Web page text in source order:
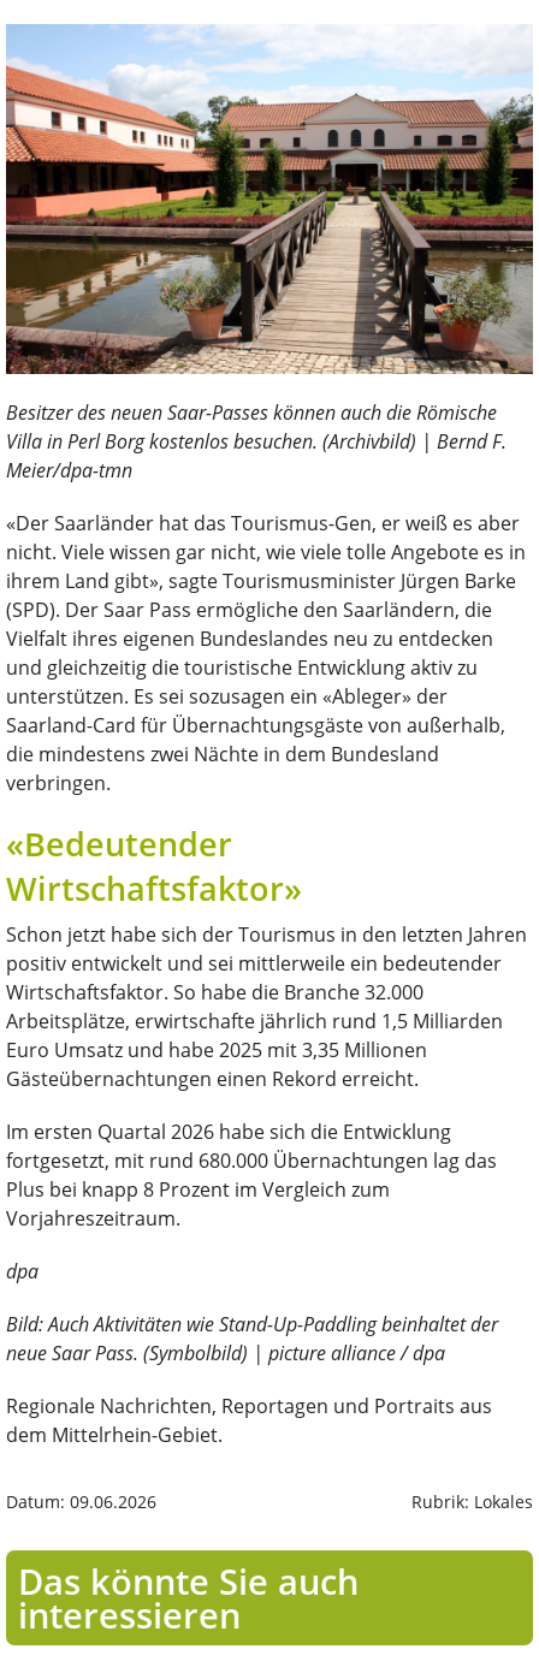
Besitzer des neuen Saar-Passes können auch die Römische
Villa in Perl Borg kostenlos besuchen. (Archivbild) | Bernd F.
Meier/dpa-tmn
«Der Saarländer hat das Tourismus-Gen, er weiß es aber
nicht. Viele wissen gar nicht, wie viele tolle Angebote es in
ihrem Land gibt», sagte Tourismusminister Jürgen Barke
(SPD). Der Saar Pass ermögliche den Saarländern, die
Vielfalt ihres eigenen Bundeslandes neu zu entdecken
und gleichzeitig die touristische Entwicklung aktiv zu
unterstützen. Es sei sozusagen ein «Ableger» der
Saarland-Card für Übernachtungsgäste von außerhalb,
die mindestens zwei Nächte in dem Bundesland
verbringen.
«Bedeutender
Wirtschaftsfaktor»
Schon jetzt habe sich der Tourismus in den letzten Jahren
positiv entwickelt und sei mittlerweile ein bedeutender
Wirtschaftsfaktor. So habe die Branche 32.000
Arbeitsplätze, erwirtschafte jährlich rund 1,5 Milliarden
Euro Umsatz und habe 2025 mit 3,35 Millionen
Gästeübernachtungen einen Rekord erreicht.
Im ersten Quartal 2026 habe sich die Entwicklung
fortgesetzt, mit rund 680.000 Übernachtungen lag das
Plus bei knapp 8 Prozent im Vergleich zum
Vorjahreszeitraum.
dpa
Bild: Auch Aktivitäten wie Stand-Up-Paddling beinhaltet der
neue Saar Pass. (Symbolbild) | picture alliance / dpa
Regionale Nachrichten, Reportagen und Portraits aus
dem Mittelrhein-Gebiet.
Datum: 09.06.2026 Rubrik: Lokales
Das könnte Sie auch
interessieren